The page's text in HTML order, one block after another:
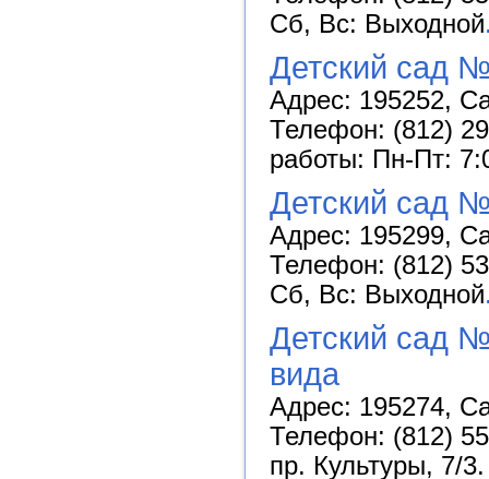
Сб, Вс: Выходной
Детский сад
Адрес: 195252,
Телефон: (812)
работы: Пн-Пт:
Детский сад
Адрес: 195299,
Телефон: (812)
Сб, Вс: Выходной
Детский сад
вида
Адрес: 195274,
Телефон: (812)
пр. Культуры, 7/